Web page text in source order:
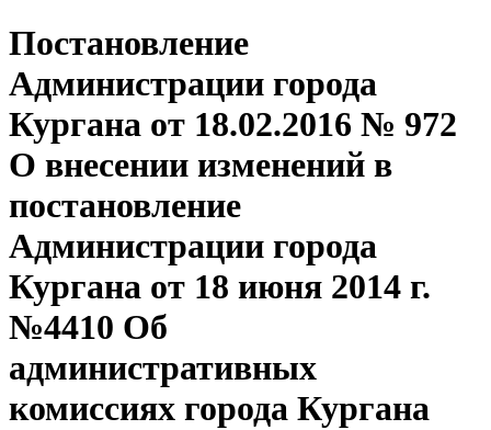
Постановление
Администрации города
Кургана от 18.02.2016 № 972
О внесении изменений в
постановление
Администрации города
Кургана от 18 июня 2014 г.
№4410 Об
административных
комиссиях города Кургана